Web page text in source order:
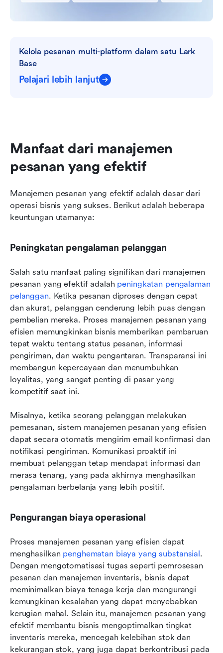
Kelola pesanan multi-platform dalam satu Lark
Base
Pelajari lebih lanjut
Manfaat dari manajemen
pesanan yang efektif
Manajemen pesanan yang efektif adalah dasar dari
operasi bisnis yang sukses. Berikut adalah beberapa
keuntungan utamanya:
Peningkatan pengalaman pelanggan
Salah satu manfaat paling signifikan dari manajemen
pesanan yang efektif adalah peningkatan pengalaman
pelanggan. Ketika pesanan diproses dengan cepat
dan akurat, pelanggan cenderung lebih puas dengan
pembelian mereka. Proses manajemen pesanan yang
efisien memungkinkan bisnis memberikan pembaruan
tepat waktu tentang status pesanan, informasi
pengiriman, dan waktu pengantaran. Transparansi ini
membangun kepercayaan dan menumbuhkan
loyalitas, yang sangat penting di pasar yang
kompetitif saat ini.
Misalnya, ketika seorang pelanggan melakukan
pemesanan, sistem manajemen pesanan yang efisien
dapat secara otomatis mengirim email konfirmasi dan
notifikasi pengiriman. Komunikasi proaktif ini
membuat pelanggan tetap mendapat informasi dan
merasa tenang, yang pada akhirnya menghasilkan
pengalaman berbelanja yang lebih positif.
Pengurangan biaya operasional
Proses manajemen pesanan yang efisien dapat
menghasilkan penghematan biaya yang substansial.
Dengan mengotomatisasi tugas seperti pemrosesan
pesanan dan manajemen inventaris, bisnis dapat
meminimalkan biaya tenaga kerja dan mengurangi
kemungkinan kesalahan yang dapat menyebabkan
kerugian mahal. Selain itu, manajemen pesanan yang
efektif membantu bisnis mengoptimalkan tingkat
inventaris mereka, mencegah kelebihan stok dan
kekurangan stok, yang juga dapat berkontribusi pada